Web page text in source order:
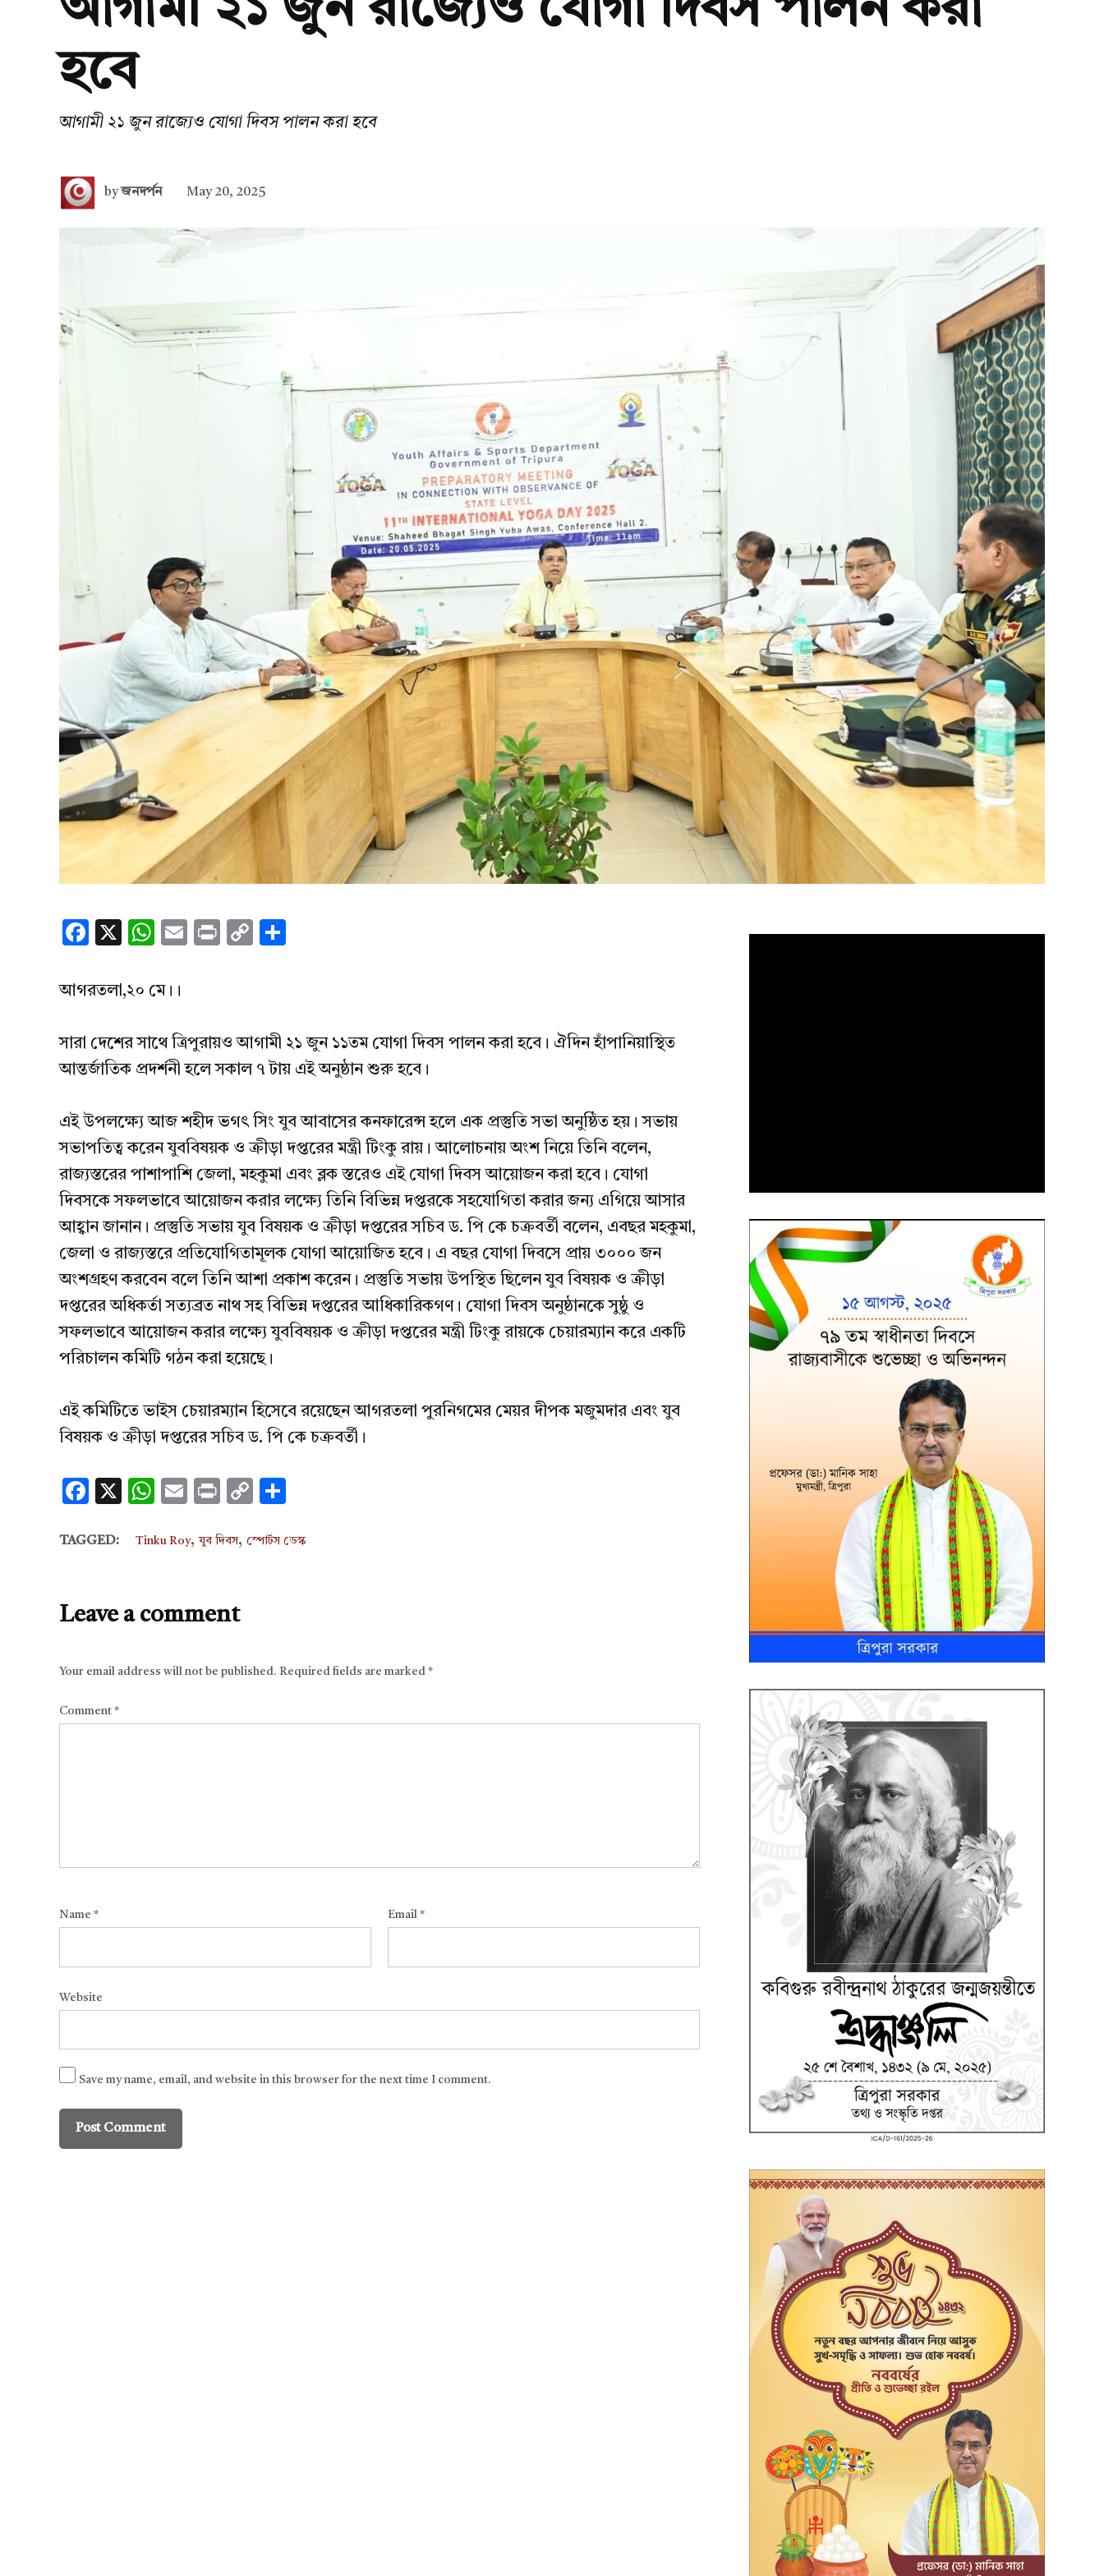
আগামী ২১ জুন রাজ্যেও যোগা দিবস পালন করা
হবে
আগামী ২১ জুন রাজ্যেও যোগা দিবস পালন করা হবে
byজনদর্পন May 20, 2025
Facebook
X WhatsApp
EmailPrintCopy
আগরতলা,২০ মে।।
সারা দেশের সাথে ত্রিপুরায়ও আগামী ২১ জুন ১১তম যোগা দিবস পালন করা হবে। ঐদিন হাঁপানিয়াস্থিত
আন্তর্জাতিক প্রদর্শনী হলে সকাল ৭ টায় এই অনুষ্ঠান শুরু হবে।
এই উপলক্ষ্যে আজ শহীদ ভগৎ সিং যুব আবাসের কনফারেন্স হলে এক প্রস্তুতি সভা অনুষ্ঠিত হয়। সভায়
সভাপতিত্ব করেন যুববিষয়ক ও ক্রীড়া দপ্তরের মন্ত্রী টিংকু রায়। আলোচনায় অংশ নিয়ে তিনি বলেন,
রাজ্যস্তরের পাশাপাশি জেলা, মহকুমা এবং ব্লক স্তরেও এই যোগা দিবস আয়োজন করা হবে। যোগা
দিবসকে সফলভাবে আয়োজন করার লক্ষ্যে তিনি বিভিন্ন দপ্তরকে সহযোগিতা করার জন্য এগিয়ে আসার
আহ্বান জানান। প্রস্তুতি সভায় যুব বিষয়ক ও ক্রীড়া দপ্তরের সচিব ড. পি কে চক্রবর্তী বলেন, এবছর মহকুমা,
জেলা ও রাজ্যস্তরে প্রতিযোগিতামূলক যোগা আয়োজিত হবে। এ বছর যোগা দিবসে প্রায় ৩০০০ জন
অংশগ্রহণ করবেন বলে তিনি আশা প্রকাশ করেন। প্রস্তুতি সভায় উপস্থিত ছিলেন যুব বিষয়ক ও ক্রীড়া
দপ্তরের অধিকর্তা সত্যব্রত নাথ সহ বিভিন্ন দপ্তরের আধিকারিকগণ। যোগা দিবস অনুষ্ঠানকে সুষ্ঠু ও
সফলভাবে আয়োজন করার লক্ষ্যে যুববিষয়ক ও ক্রীড়া দপ্তরের মন্ত্রী টিংকু রায়কে চেয়ারম্যান করে একটি
পরিচালন কমিটি গঠন করা হয়েছে।
এই কমিটিতে ভাইস চেয়ারম্যান হিসেবে রয়েছেন আগরতলা পুরনিগমের মেয়র দীপক মজুমদার এবং যুব
বিষয়ক ও ক্রীড়া দপ্তরের সচিব ড. পি কে চক্রবর্তী।
Facebook
X WhatsApp
EmailPrintCopy
TAGGED: Tinku Roy,যুব দিবস, স্পোর্টস ডেস্ক
Leave a comment
Your email address will not be published. Required fields are marked *
Comment *
Name * Email *
Website
Save my name, email, and website in this browser for the next time I comment.